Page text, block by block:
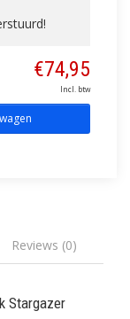
€74,95
Incl. btw
Reviews (0)
Stargazer